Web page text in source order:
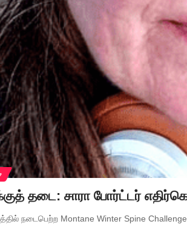
தடை: சாரா போர்ட்டர்
நடைபெற்ற Montane Winter Spine